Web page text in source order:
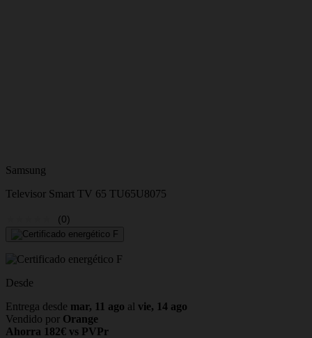
Samsung
Televisor Smart TV 65 TU65U8075
(0)
Desde
Entrega desde mar, 11 ago al vie, 14 ago
Vendido por Orange
Ahorra 182€ vs PVPr